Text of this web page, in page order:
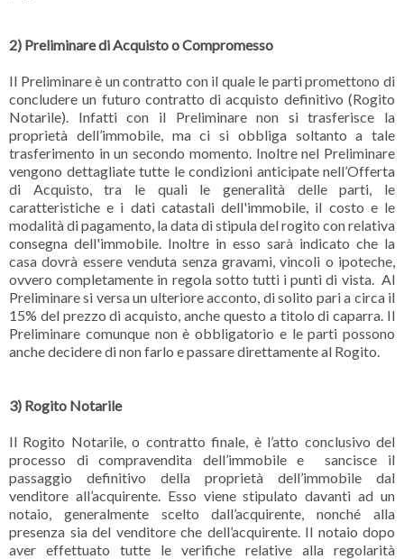
2) Preliminare di Acquisto o Compromesso
Il Preliminare è un contratto con il quale le parti promettono di
concludere un futuro contratto di acquisto definitivo (Rogito
Notarile). Infatti con il Preliminare non si trasferisce la
proprietà dell’immobile, ma ci si obbliga soltanto a tale
trasferimento in un secondo momento. Inoltre nel Preliminare
vengono dettagliate tutte le condizioni anticipate nell’Offerta
di Acquisto, tra le quali le generalità delle parti, le
caratteristiche e i dati catastali dell'immobile, il costo e le
modalità di pagamento, la data di stipula del rogito con relativa
consegna dell'immobile. Inoltre in esso sarà indicato che la
casa dovrà essere venduta senza gravami, vincoli o ipoteche,
ovvero completamente in regola sotto tutti i punti di vista. Al
Preliminare si versa un ulteriore acconto, di solito pari a circa il
15% del prezzo di acquisto, anche questo a titolo di caparra. Il
Preliminare comunque non è obbligatorio e le parti possono
anche decidere di non farlo e passare direttamente al Rogito.
3) Rogito Notarile
Il Rogito Notarile, o contratto finale, è l’atto conclusivo del
processo di compravendita dell’immobile e sancisce il
passaggio definitivo della proprietà dell’immobile dal
venditore all’acquirente. Esso viene stipulato davanti ad un
notaio, generalmente scelto dall’acquirente, nonché alla
presenza sia del venditore che dell’acquirente. Il notaio dopo
aver effettuato tutte le verifiche relative alla regolarità